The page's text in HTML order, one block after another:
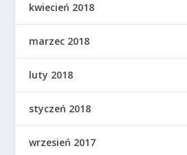
kwiecień 2018
marzec 2018
luty 2018
styczeń 2018
wrzesień 2017